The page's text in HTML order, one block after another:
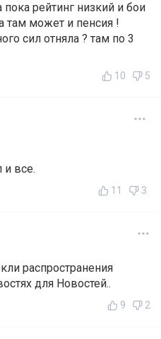
рейтинг низкий и бои
там может и пенсия !
сил отняла ? там по 3
10 5
и все.
11 3
распространения
для Новостей..
9 2